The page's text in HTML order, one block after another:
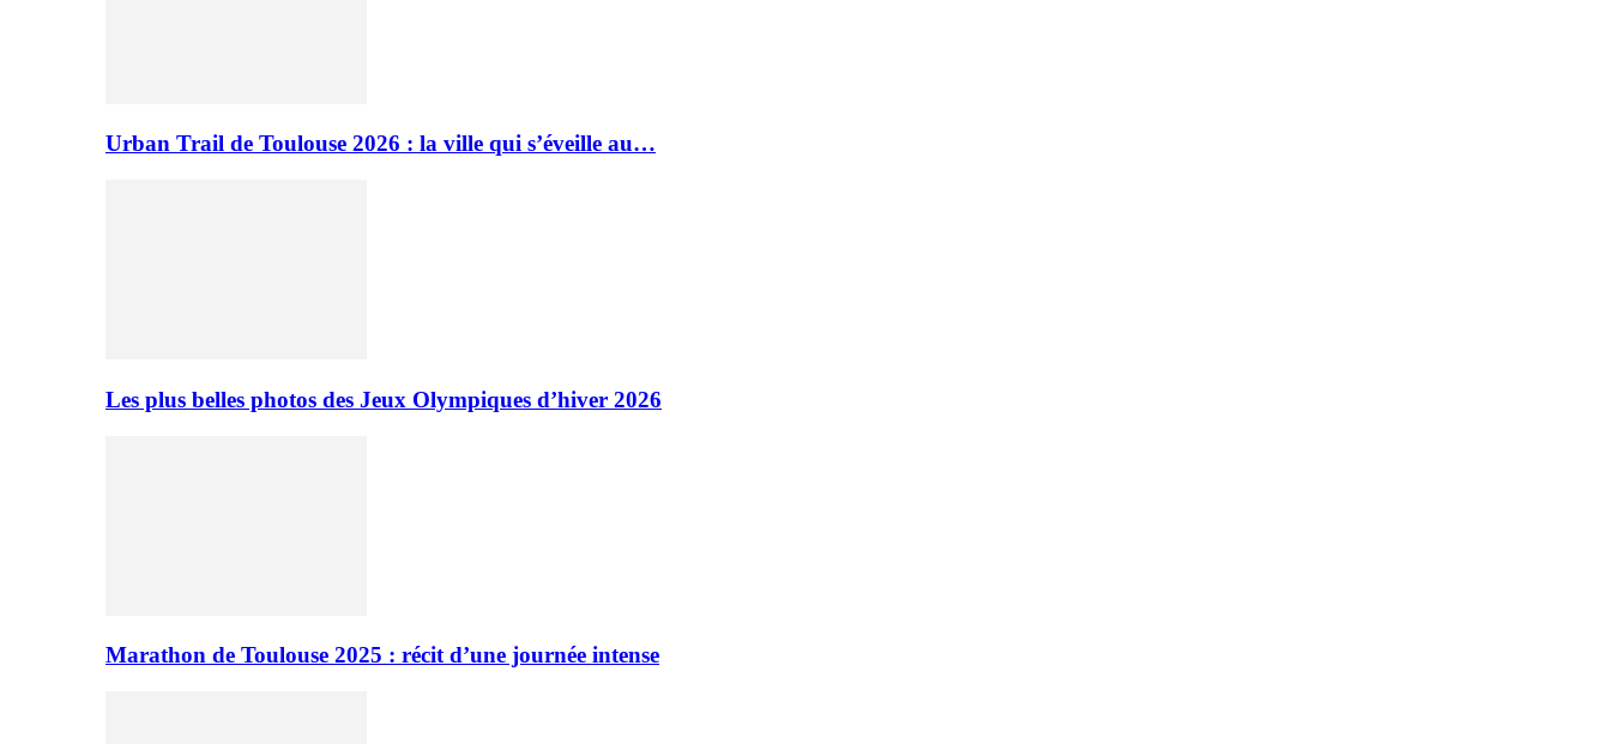
Urban Trail de Toulouse 2026 : la ville qui s’éveille au…
Les plus belles photos des Jeux Olympiques d’hiver 2026
Marathon de Toulouse 2025 : récit d’une journée intense